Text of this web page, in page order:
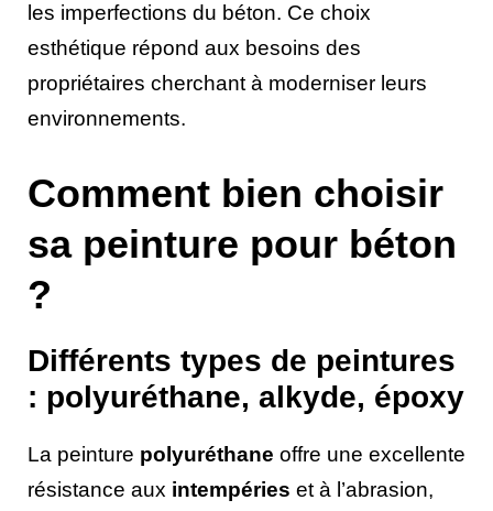
les imperfections du béton. Ce choix
esthétique répond aux besoins des
propriétaires cherchant à moderniser leurs
environnements.
Comment bien choisir
sa peinture pour béton
?
Différents types de peintures
: polyuréthane, alkyde, époxy
La peinture polyuréthane offre une excellente
résistance aux intempéries et à l’abrasion,